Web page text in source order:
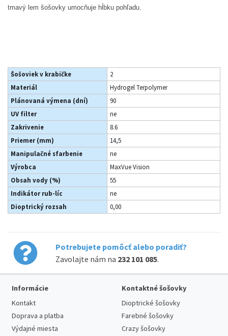
tmavý lem šošovky umocňuje hĺbku pohľadu.
Šošoviek v krabičke
2
Materiál
Hydrogel Terpolymer
Plánovaná výmena (dní)
90
UV filter
ne
Zakrivenie
8.6
Priemer (mm)
14,5
Manipulačné sfarbenie
ne
Výrobca
MaxVue Vision
Obsah vody (%)
55
Indikátor rub-líc
ne
Dioptrický rozsah
0,00
Potrebujete pomôcť alebo poradiť?
Zavolajte nám na 232 101 085.
Informácie
Kontakt
Doprava a platba
Výdajné miesta
Kontaktné šošovky
Dioptrické šošovky
Farebné šošovky
Crazy šošovky